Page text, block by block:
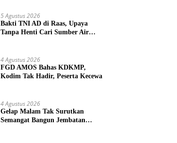
5 Agustus 2026
Bakti TNI AD di Raas, Upaya
Tanpa Henti Cari Sumber Air
4 Agustus 2026
FGD AMOS Bahas KDKMP,
Kodim Tak Hadir, Peserta Kecewa
4 Agustus 2026
Gelap Malam Tak Surutkan
Semangat Bangun Jembatan